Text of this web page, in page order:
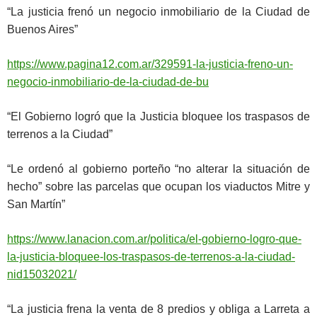
“La justicia frenó un negocio inmobiliario de la Ciudad de
Buenos Aires”
https://www.pagina12.com.ar/329591-la-justicia-freno-un-
negocio-inmobiliario-de-la-ciudad-de-bu
“El Gobierno logró que la Justicia bloquee los traspasos de
terrenos a la Ciudad”
“Le ordenó al gobierno porteño “no alterar la situación de
hecho” sobre las parcelas que ocupan los viaductos Mitre y
San Martín”
https://www.lanacion.com.ar/politica/el-gobierno-logro-que-
la-justicia-bloquee-los-traspasos-de-terrenos-a-la-ciudad-
nid15032021/
“La justicia frena la venta de 8 predios y obliga a Larreta a